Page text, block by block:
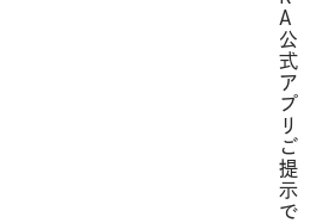
A
公
式
ア
プ
リ
ご
提
示
で